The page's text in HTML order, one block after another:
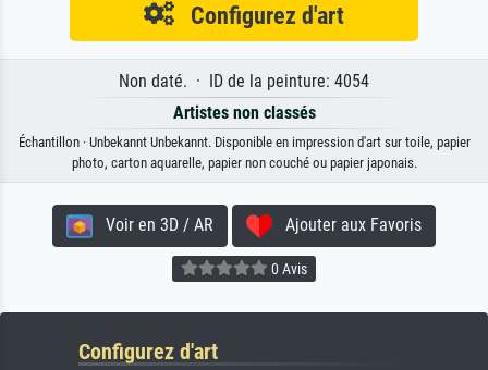
Configurez d'art
Non daté. · ID de la peinture: 4054
Artistes non classés
Échantillon · Unbekannt Unbekannt. Disponible en impression d'art sur toile, papier
photo, carton aquarelle, papier non couché ou papier japonais.
Voir en 3D / AR Ajouter aux Favoris
0 Avis
Configurez d'art